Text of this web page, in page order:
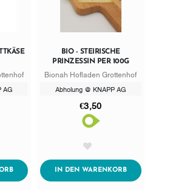
AG
ADDTOCART
BIO - STEIRISCHE
PRINZESSIN PER 100G
Bionah Hofladen Grottenhof
Abholung @ KNAPP AG
€3,50
IN DEN WARENKORBADDTOCART